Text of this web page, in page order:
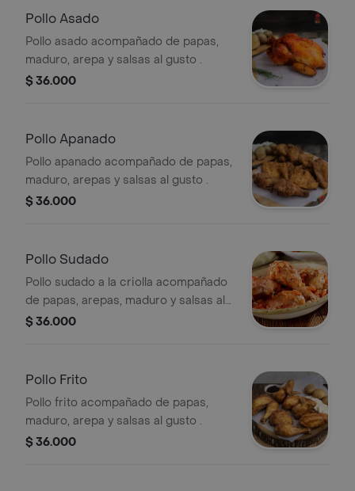
Pollo Asado
Pollo asado acompañado de papas,
maduro, arepa y salsas al gusto .
$ 36.000
Pollo Apanado
Pollo apanado acompañado de papas,
maduro, arepas y salsas al gusto .
$ 36.000
Pollo Sudado
Pollo sudado a la criolla acompañado
de papas, arepas, maduro y salsas al
gusto.
$ 36.000
Pollo Frito
Pollo frito acompañado de papas,
maduro, arepa y salsas al gusto .
$ 36.000